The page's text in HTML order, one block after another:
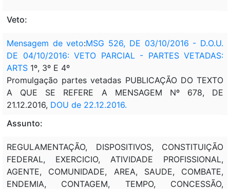
Veto:
Mensagem de veto:MSG 526, DE 03/10/2016 - D.O.U.
DE 04/10/2016: VETO PARCIAL - PARTES VETADAS:
ARTS 1º, 3º E 4º
Promulgação partes vetadas PUBLICAÇÃO DO TEXTO
A QUE SE REFERE A MENSAGEM Nº 678, DE
21.12.2016, DOU de 22.12.2016.
Assunto:
REGULAMENTAÇÃO, DISPOSITIVOS, CONSTITUIÇÃO
FEDERAL, EXERCICIO, ATIVIDADE PROFISSIONAL,
AGENTE, COMUNIDADE, AREA, SAUDE, COMBATE,
ENDEMIA, CONTAGEM, TEMPO, CONCESSÃO,